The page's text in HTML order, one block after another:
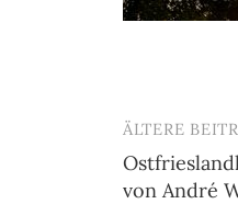
ÄLTERE
von André